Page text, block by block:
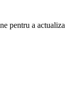
pentru a actualiza